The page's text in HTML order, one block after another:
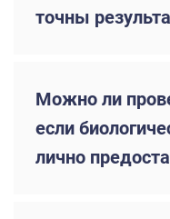
точны
Можно ли
если
лично